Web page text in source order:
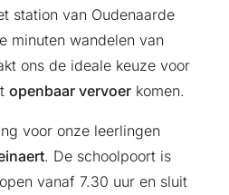
station van Oudenaarde
minuten wandelen van
ons de ideale keuze voor
openbaar vervoer komen.
voor onze leerlingen
. De schoolpoort is
vanaf 7.30 uur en sluit